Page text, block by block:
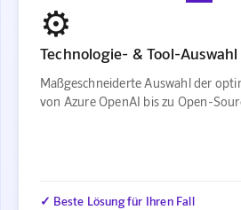
⚙️
Technologie- & Tool-Auswahl
Maßgeschneiderte Auswahl der
von Azure OpenAI bis zu Open-
✓ Beste Lösung für Ihren Fall